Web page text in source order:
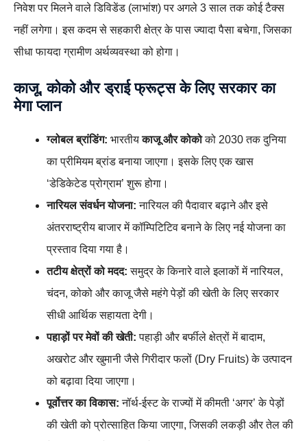
निवेश पर मिलने वाले डिविडेंड (लाभांश) पर अगले 3 साल तक कोई टैक्स
नहीं लगेगा। इस कदम से सहकारी क्षेत्र के पास ज्यादा पैसा बचेगा, जिसका
सीधा फायदा ग्रामीण अर्थव्यवस्था को होगा।
काजू, कोको और ड्राई फ्रूट्स के लिए सरकार का
मेगा प्लान
ग्लोबल ब्रांडिंग: भारतीयकाजू और कोकोको 2030 तक दुनिया
का प्रीमियम ब्रांड बनाया जाएगा। इसके लिए एक खास
‘डेडिकेटेड प्रोग्राम’ शुरू होगा।
नारियल संवर्धन योजना: नारियल की पैदावार बढ़ाने और इसे
अंतरराष्ट्रीय बाजार में कॉम्पिटिटिव बनाने के लिए नई योजना का
प्रस्ताव दिया गया है।
तटीय क्षेत्रों को मदद: समुद्र के किनारे वाले इलाकों में नारियल,
चंदन, कोको और काजू जैसे महंगे पेड़ों की खेती के लिए सरकार
सीधी आर्थिक सहायता देगी।
पहाड़ों पर मेवों की खेती: पहाड़ी और बर्फीले क्षेत्रों में बादाम,
अखरोट और खुमानी जैसे गिरीदार फलों (Dry Fruits) के उत्पादन
को बढ़ावा दिया जाएगा।
पूर्वोत्तर का विकास: नॉर्थ-ईस्ट के राज्यों में कीमती ‘अगर’ के पेड़ों
की खेती को प्रोत्साहित किया जाएगा, जिसकी लकड़ी और तेल की